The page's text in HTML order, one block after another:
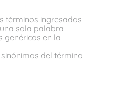
términos ingresados
sola palabra
genéricos en la
del término